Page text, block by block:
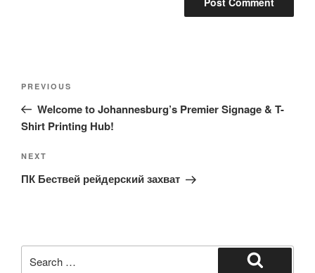
Previous
Post
PREVIOUS
Welcome to Johannesburg’s Premier Signage & T-
Shirt Printing Hub!
Next
Post
NEXT
ПК Бествей рейдерский захват